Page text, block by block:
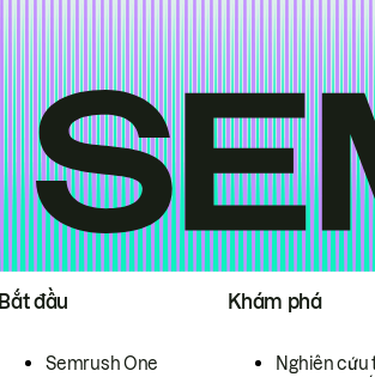
Bắt đầu
Semrush One
Khám phá
Nghiên cứu